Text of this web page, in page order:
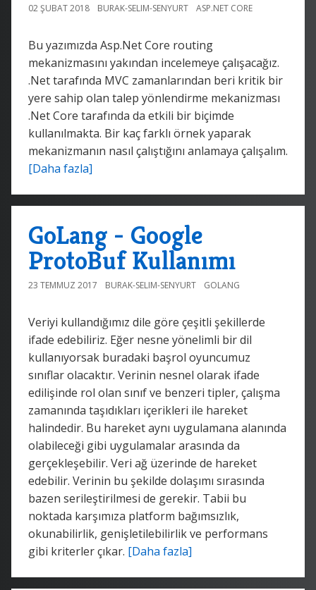
02 ŞUBAT 2018 BURAK-SELIM-SENYURT ASP.NET CORE
Bu yazımızda Asp.Net Core routing
mekanizmasını yakından incelemeye çalışacağız.
.Net tarafında MVC zamanlarından beri kritik bir
yere sahip olan talep yönlendirme mekanizması
.Net Core tarafında da etkili bir biçimde
kullanılmakta. Bir kaç farklı örnek yaparak
mekanizmanın nasıl çalıştığını anlamaya çalışalım.
[Daha fazla]
GoLang - Google
ProtoBuf Kullanımı
23 TEMMUZ 2017 BURAK-SELIM-SENYURT GOLANG
Veriyi kullandığımız dile göre çeşitli şekillerde
ifade edebiliriz. Eğer nesne yönelimli bir dil
kullanıyorsak buradaki başrol oyuncumuz
sınıflar olacaktır. Verinin nesnel olarak ifade
edilişinde rol olan sınıf ve benzeri tipler, çalışma
zamanında taşıdıkları içerikleri ile hareket
halindedir. Bu hareket aynı uygulamana alanında
olabileceği gibi uygulamalar arasında da
gerçekleşebilir. Veri ağ üzerinde de hareket
edebilir. Verinin bu şekilde dolaşımı sırasında
bazen serileştirilmesi de gerekir. Tabii bu
noktada karşımıza platform bağımsızlık,
okunabilirlik, genişletilebilirlik ve performans
gibi kriterler çıkar. [Daha fazla]